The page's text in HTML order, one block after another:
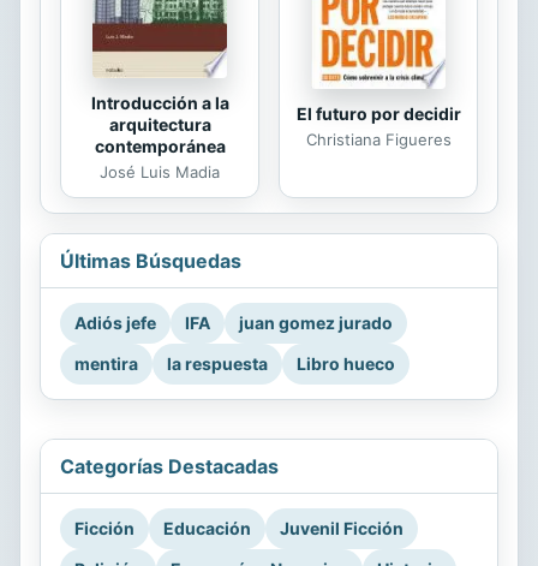
Introducción a la
arquitectura
contemporánea
José Luis Madia
El futuro por decidir
Christiana Figueres
Últimas Búsquedas
Adiós jefe IFA
juan gomez jurado
mentira
la respuesta Libro hueco
Categorías Destacadas
Ficción Educación
Juvenil Ficción